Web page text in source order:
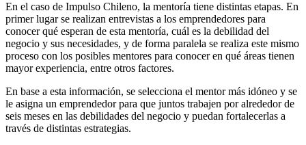
En el caso de Impulso Chileno, la mentoría tiene distintas etapas. En
primer lugar se realizan entrevistas a los emprendedores para
conocer qué esperan de esta mentoría, cuál es la debilidad del
negocio y sus necesidades, y de forma paralela se realiza este mismo
proceso con los posibles mentores para conocer en qué áreas tienen
mayor experiencia, entre otros factores.
En base a esta información, se selecciona el mentor más idóneo y se
le asigna un emprendedor para que juntos trabajen por alrededor de
seis meses en las debilidades del negocio y puedan fortalecerlas a
través de distintas estrategias.